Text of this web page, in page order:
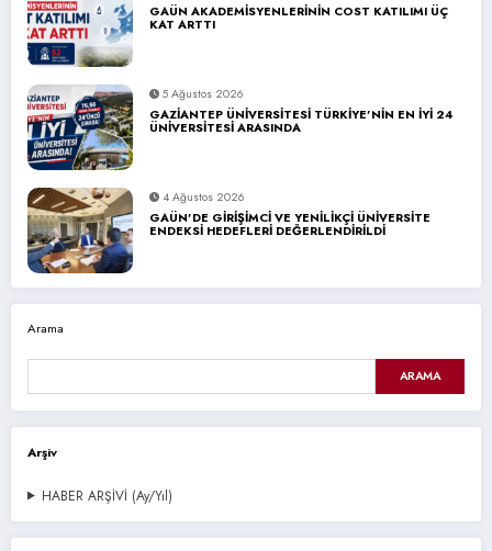
GAÜN AKADEMİSYENLERİNİN COST KATILIMI ÜÇ
KAT ARTTI
5 Ağustos 2026
GAZİANTEP ÜNİVERSİTESİ TÜRKİYE’NİN EN İYİ 24
ÜNİVERSİTESİ ARASINDA
4 Ağustos 2026
GAÜN’DE GİRİŞİMCİ VE YENİLİKÇİ ÜNİVERSİTE
ENDEKSİ HEDEFLERİ DEĞERLENDİRİLDİ
Arama
ARAMA
Arşiv
HABER ARŞİVİ (Ay/Yıl)